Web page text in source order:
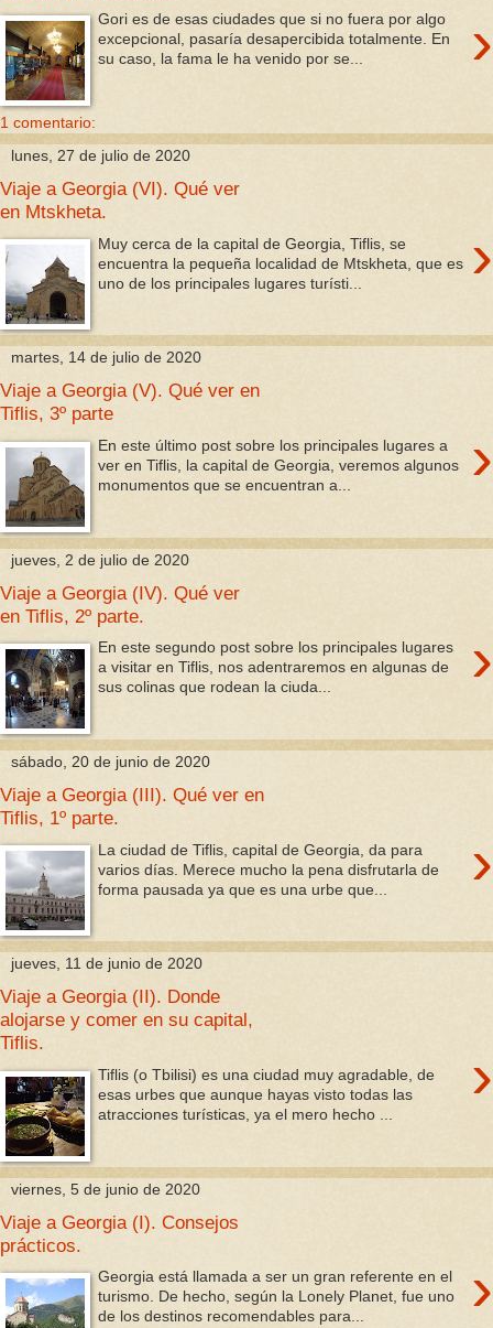
›
Gori es de esas ciudades que si no fuera por algo
excepcional, pasaría desapercibida totalmente. En
su caso, la fama le ha venido por se...
1 comentario:
lunes, 27 de julio de 2020
Viaje a Georgia (VI). Qué ver
en Mtskheta.
›
Muy cerca de la capital de Georgia, Tiflis, se
encuentra la pequeña localidad de Mtskheta, que es
uno de los principales lugares turísti...
martes, 14 de julio de 2020
Viaje a Georgia (V). Qué ver en
Tiflis, 3º parte
›
En este último post sobre los principales lugares a
ver en Tiflis, la capital de Georgia, veremos algunos
monumentos que se encuentran a...
jueves, 2 de julio de 2020
Viaje a Georgia (IV). Qué ver
en Tiflis, 2º parte.
›
En este segundo post sobre los principales lugares
a visitar en Tiflis, nos adentraremos en algunas de
sus colinas que rodean la ciuda...
sábado, 20 de junio de 2020
Viaje a Georgia (III). Qué ver en
Tiflis, 1º parte.
›
La ciudad de Tiflis, capital de Georgia, da para
varios días. Merece mucho la pena disfrutarla de
forma pausada ya que es una urbe que...
jueves, 11 de junio de 2020
Viaje a Georgia (II). Donde
alojarse y comer en su capital,
Tiflis.
›
Tiflis (o Tbilisi) es una ciudad muy agradable, de
esas urbes que aunque hayas visto todas las
atracciones turísticas, ya el mero hecho ...
viernes, 5 de junio de 2020
Viaje a Georgia (I). Consejos
prácticos.
›
Georgia está llamada a ser un gran referente en el
turismo. De hecho, según la Lonely Planet, fue uno
de los destinos recomendables para...